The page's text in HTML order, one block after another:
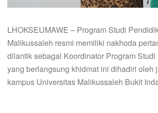
LHOKSEUMAWE – Program Studi
Malikussaleh resmi memiliki nakhoda
dilantik sebagai Koordinator Program
yang berlangsung khidmat ini dihadiri oleh
kampus Universitas Malikussaleh Bukit